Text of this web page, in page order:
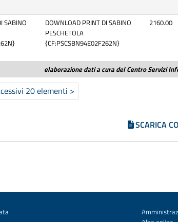
elaborazione dati a cura del Centro Servizi
SABINO
DOWNLOAD PRINT DI SABINO
PESCHETOLA
{CF:PSCSBN94E02F262N}
2160.00
20 elementi >
SCARICA